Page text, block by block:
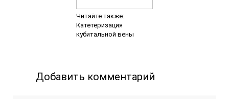
Читайте также:
Катетеризация
кубитальной вены
Добавить комментарий